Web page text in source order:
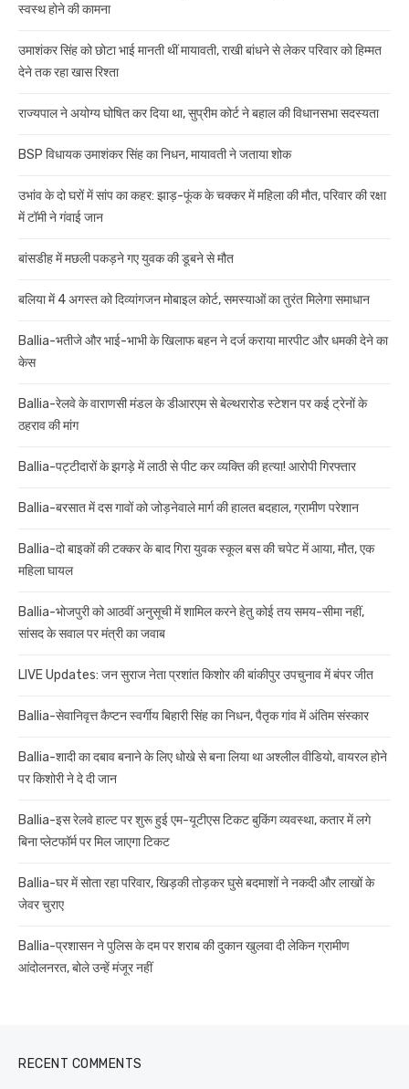
स्वस्थ होने की कामना
उमाशंकर सिंह को छोटा भाई मानती थीं मायावती, राखी बांधने से लेकर परिवार को हिम्मत
देने तक रहा खास रिश्ता
राज्यपाल ने अयोग्य घोषित कर दिया था, सुप्रीम कोर्ट ने बहाल की विधानसभा सदस्यता
BSP विधायक उमाशंकर सिंह का निधन, मायावती ने जताया शोक
उभांव के दो घरों में सांप का कहर: झाड़-फूंक के चक्कर में महिला की मौत, परिवार की रक्षा
में टॉमी ने गंवाई जान
बांसडीह में मछली पकड़ने गए युवक की डूबने से मौत
बलिया में 4 अगस्त को दिव्यांगजन मोबाइल कोर्ट, समस्याओं का तुरंत मिलेगा समाधान
Ballia-भतीजे और भाई-भाभी के खिलाफ बहन ने दर्ज कराया मारपीट और धमकी देने का
केस
Ballia-रेलवे के वाराणसी मंडल के डीआरएम से बेल्थरारोड स्टेशन पर कई ट्रेनों के
ठहराव की मांग
Ballia-पट्टीदारों के झगड़े में लाठी से पीट कर व्यक्ति की हत्या! आरोपी गिरफ्तार
Ballia-बरसात में दस गावों को जोड़नेवाले मार्ग की हालत बदहाल, ग्रामीण परेशान
Ballia-दो बाइकों की टक्कर के बाद गिरा युवक स्कूल बस की चपेट में आया, मौत, एक
महिला घायल
Ballia-भोजपुरी को आठवीं अनुसूची में शामिल करने हेतु कोई तय समय-सीमा नहीं,
सांसद के सवाल पर मंत्री का जवाब
LIVE Updates: जन सुराज नेता प्रशांत किशोर की बांकीपुर उपचुनाव में बंपर जीत
Ballia-सेवानिवृत्त कैप्टन स्वर्गीय बिहारी सिंह का निधन, पैतृक गांव में अंतिम संस्कार
Ballia-शादी का दबाव बनाने के लिए धोखे से बना लिया था अश्लील वीडियो, वायरल होने
पर किशोरी ने दे दी जान
Ballia-इस रेलवे हाल्ट पर शुरू हुई एम-यूटीएस टिकट बुकिंग व्यवस्था, कतार में लगे
बिना प्लेटफॉर्म पर मिल जाएगा टिकट
Ballia-घर में सोता रहा परिवार, खिड़की तोड़कर घुसे बदमाशों ने नकदी और लाखों के
जेवर चुराए
Ballia-प्रशासन ने पुलिस के दम पर शराब की दुकान खुलवा दी लेकिन ग्रामीण
आंदोलनरत, बोले उन्हें मंजूर नहीं
RECENT COMMENTS